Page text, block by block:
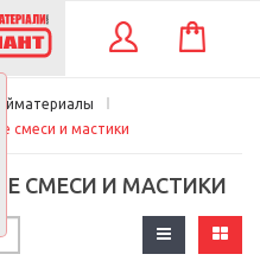
КОРЗИНА
смеси и мастики
СМЕСИ И МАСТИКИ